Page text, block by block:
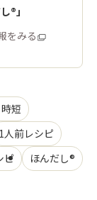
®」
をみる
短
1人前レシピ
ピ
ほんだし®